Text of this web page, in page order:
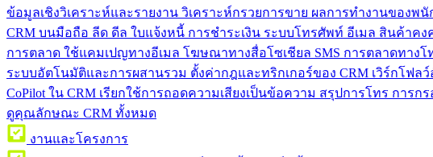
ข้อมูลเชิงวิเคราะห์และรายงาน วิเคราะห์กรวยการขาย ผลการทำงานของพ
CRM บนมือถือ ลีด ดีล ใบแจ้งหนี้ การชำระเงิน ระบบโทรศัพท์ อีเมล สินค้า
การตลาด ใช้แคมเปญทางอีเมล โฆษณาทางสื่อโซเชียล SMS การตลาดทางโ
ระบบอัตโนมัติและการผสานรวม ตั้งค่ากฎและทริกเกอร์ของ CRM เวิร์กโฟล
CoPilot ใน CRM เรียกใช้การถอดความเสียงเป็นข้อความ สรุปการโทร การ
ดูคุณลักษณะ CRM ทั้งหมด
งานและโครงการ